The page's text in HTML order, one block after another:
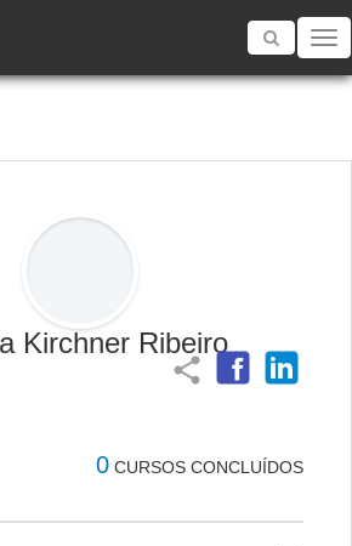
Toggle
Kirchner Ribeiro
share
0 CURSOS CONCLUÍDOS